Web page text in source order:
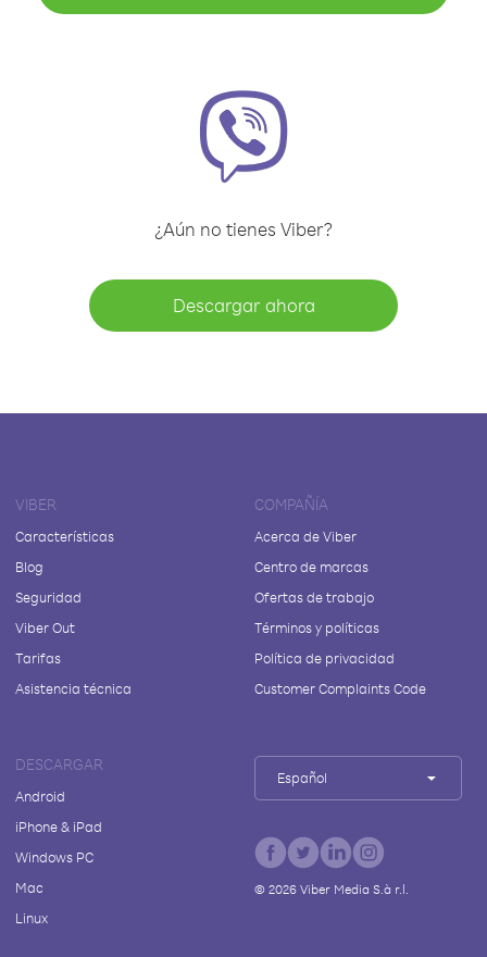
¿Aún no tienes Viber?
Descargar ahora
VIBER
Características
Blog
Seguridad
Viber Out
Tarifas
Asistencia técnica
COMPAÑÍA
Acerca de Viber
Centro de marcas
Ofertas de trabajo
Términos y políticas
Política de privacidad
Customer Complaints Code
DESCARGAR
Android
iPhone & iPad
Windows PC
Mac
Linux
Español
© 2026Viber Media S.à r.l.